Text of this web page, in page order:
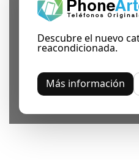
Descubre el nuevo
reacondicionada.
Más información